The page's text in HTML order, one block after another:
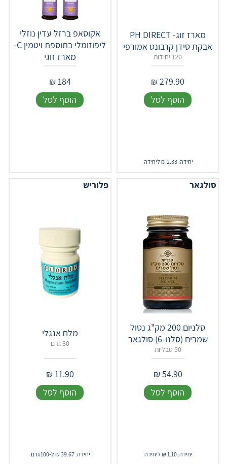
מארז זוג- ‎PH‎ ‎DIRECT‎
אבקת סידן קרבונט אמורפי
120 יחידות
279.90
₪
הוסף לסל
יחידה: 2.33 ₪ ליחידה
אקוסאפ ברזל עדין נוזלי
ליפוזומלי בתוספת ויטמין C-
מארז זוגי
184
₪
הוסף לסל
סולגאר
סלניום 200 מק"ג נטול
שמרים (סלנו-6) סולגאר
50 טבליות
54.90
₪
הוסף לסל
יחידה: 1.10 ₪ ליחידה
פלוריש
מלח אנגלי
30 גרם
11.90
₪
הוסף לסל
יחידה: 39.67 ₪ ל-100 גרם